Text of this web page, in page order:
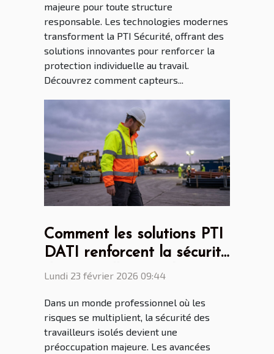
majeure pour toute structure
responsable. Les technologies modernes
transforment la PTI Sécurité, offrant des
solutions innovantes pour renforcer la
protection individuelle au travail.
Découvrez comment capteurs...
Comment les solutions PTI
DATI renforcent la sécurité
des travailleurs isolés ?
Lundi 23 février 2026 09:44
Dans un monde professionnel où les
risques se multiplient, la sécurité des
travailleurs isolés devient une
préoccupation majeure. Les avancées